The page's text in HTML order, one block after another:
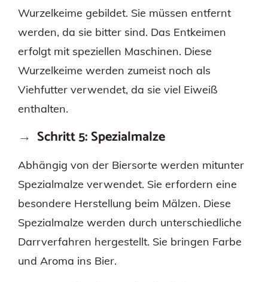
Wurzelkeime gebildet. Sie müssen entfernt
werden, da sie bitter sind. Das Entkeimen
erfolgt mit speziellen Maschinen. Diese
Wurzelkeime werden zumeist noch als
Viehfutter verwendet, da sie viel Eiweiß
enthalten.
Schritt 5: Spezialmalze
Abhängig von der Biersorte werden mitunter
Spezialmalze verwendet. Sie erfordern eine
besondere Herstellung beim Mälzen. Diese
Spezialmalze werden durch unterschiedliche
Darrverfahren hergestellt. Sie bringen Farbe
und Aroma ins Bier.